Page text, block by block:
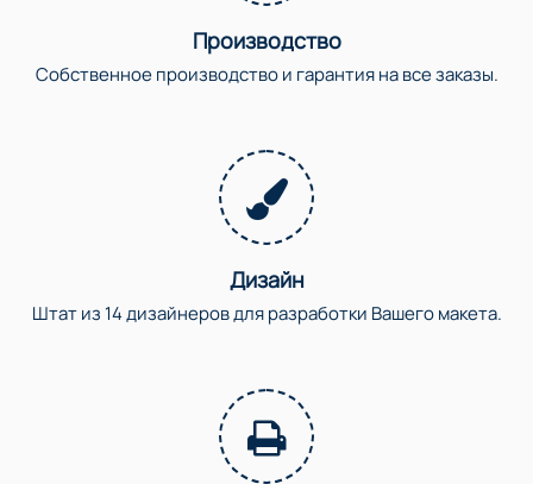
Производство
Собственное производство и гарантия на все заказы.
Дизайн
Штат из 14 дизайнеров для разработки Вашего макета.